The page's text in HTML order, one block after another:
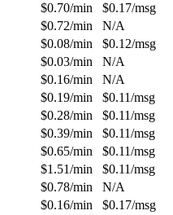
$0.70/min $0.17/msg
$0.72/min
N/A
$0.08/min $0.12/msg
$0.03/min
N/A
$0.16/min
N/A
$0.19/min $0.11/msg
$0.28/min $0.11/msg
$0.39/min $0.11/msg
$0.65/min $0.11/msg
$1.51/min $0.11/msg
$0.78/min
N/A
$0.16/min $0.17/msg